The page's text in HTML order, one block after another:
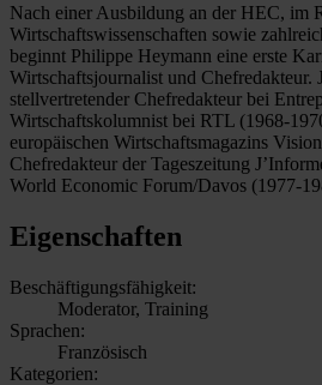
Nach einer Ausbildung an der HEC, im
Wirtschaftswissenschaften sowie
beginnt Philippe Heymann eine erste
Wirtschaftsjournalist und Chefredakteur.
stellvertretender Chefredakteur bei
Wirtschaftskolumnist bei RTL (1968-
europäischen Wirtschaftsmagazins
Chefredakteur der Tageszeitung
World Economic Forum/Davos (1977-
Eigenschaften
Beschäftigungsfähigkeit:
Moderator, Training
Sprachen:
Französisch
Kategorien: